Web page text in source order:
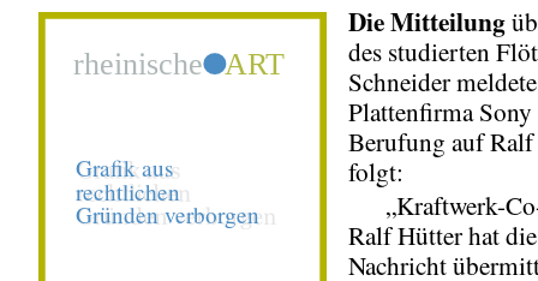
Die Mitteilung
des studierten
Schneider
Plattenfirma
Berufung auf
folgt:
„Kraftwerk-
Ralf Hütter hat
Nachricht